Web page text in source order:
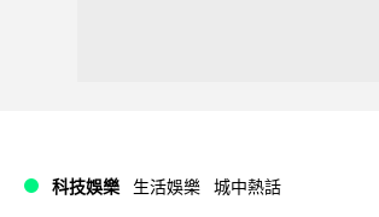
科技娛樂 生活娛樂 城中熱話